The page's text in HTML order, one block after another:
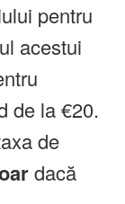
pentru
acestui
de la €20.
de
dacă